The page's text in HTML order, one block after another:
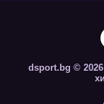
dsport.bg ©